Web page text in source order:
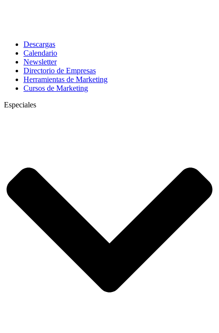
Descargas
Calendario
Newsletter
Directorio de Empresas
Herramientas de Marketing
Cursos de Marketing
Especiales